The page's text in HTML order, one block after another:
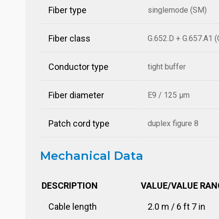
Fiber type singlemode (SM)
Fiber class G.652.D + G.657.A1
Conductor type tight buffer
Fiber diameter E9 / 125 µm
Patch cord type duplex figure 8
Mechanical Data
DESCRIPTION VALUE/VALUE
Cable length 2.0 m / 6 ft 7 in